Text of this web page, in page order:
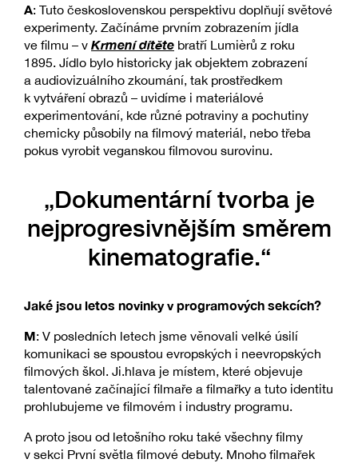
A: Tuto československou perspektivu doplňují světové
experimenty. Začínáme prvním zobrazením jídla
ve filmu – v Krmení dítěte bratří Lumièrů z roku
1895. Jídlo bylo historicky jak objektem zobrazení
a audiovizuálního zkoumání, tak prostředkem
k vytváření obrazů – uvidíme i materiálové
experimentování, kde různé potraviny a pochutiny
chemicky působily na filmový materiál, nebo třeba
pokus vyrobit veganskou filmovou surovinu.
„Dokumentární tvorba je
nejprogresivnějším směrem
kinematografie.“
Jaké jsou letos novinky v programových sekcích?
M: V posledních letech jsme věnovali velké úsilí
komunikaci se spoustou evropských i neevropských
filmových škol. Ji.hlava je místem, které objevuje
talentované začínající filmaře a filmařky a tuto identitu
prohlubujeme ve filmovém i industry programu.
A proto jsou od letošního roku také všechny filmy
v sekci První světla filmové debuty. Mnoho filmařek